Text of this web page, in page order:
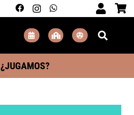
¿JUGAMOS?